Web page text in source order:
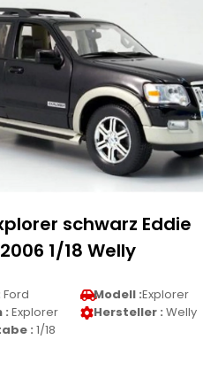
schwarz Eddie
1/18 Welly
Ford Modell :Explorer
: Explorer Hersteller : Welly
: 1/18